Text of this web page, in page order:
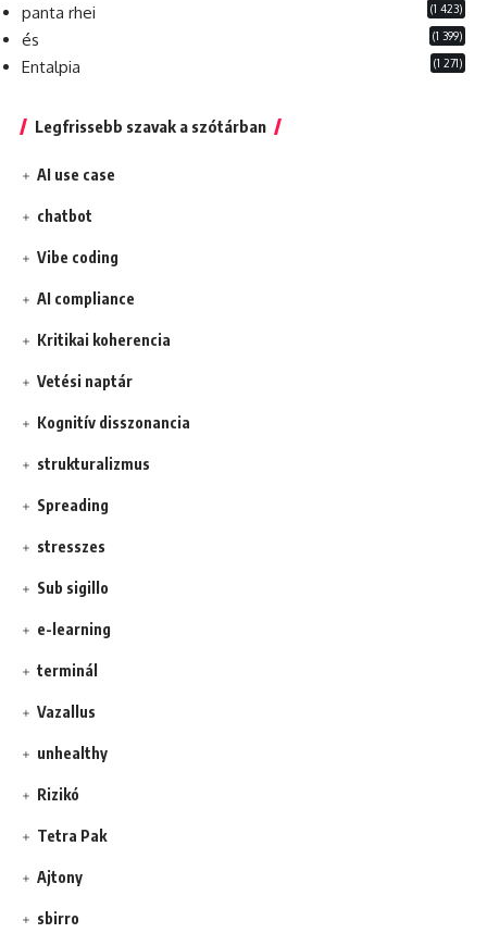
panta rhei (1 423)
és (1 399)
Entalpia (1 271)
Legfrissebb szavak a szótárban
AI use case
chatbot
Vibe coding
AI compliance
Kritikai koherencia
Vetési naptár
Kognitív disszonancia
strukturalizmus
Spreading
stresszes
Sub sigillo
e-learning
terminál
Vazallus
unhealthy
Rizikó
Tetra Pak
Ajtony
sbirro